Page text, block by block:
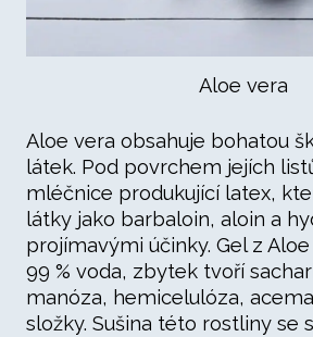
Aloe vera
Aloe vera obsahuje bohatou
látek. Pod povrchem jejích
mléčnice produkující latex,
látky jako barbaloin, aloin a
projímavými účinky. Gel z
99 % voda, zbytek tvoří
manóza, hemicelulóza,
složky. Sušina této rostliny se